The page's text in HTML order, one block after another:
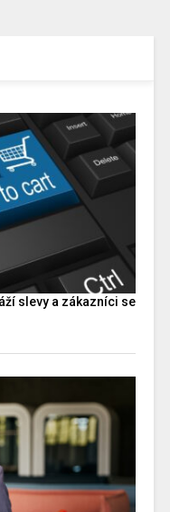
slevy a zákazníci se